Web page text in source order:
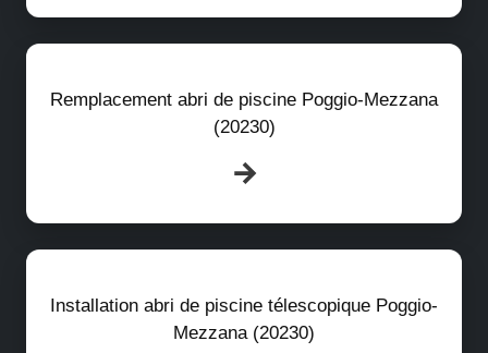
Remplacement abri de piscine Poggio-Mezzana
(20230)
Installation abri de piscine télescopique Poggio-
Mezzana (20230)